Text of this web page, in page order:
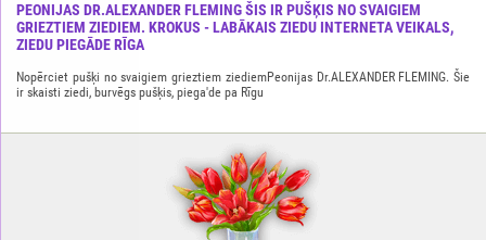
PEONIJAS DR.ALEXANDER FLEMING ŠIS IR PUŠĶIS NO SVAIGIEM
GRIEZTIEM ZIEDIEM. KROKUS - LABĀKAIS ZIEDU INTERNETA VEIKALS,
ZIEDU PIEGĀDE RĪGA
Nopērciet pušķi no svaigiem grieztiem ziediemPeonijas Dr.ALEXANDER FLEMING. Šie
ir skaisti ziedi, burvēgs pušķis, piega'de pa Rīgu